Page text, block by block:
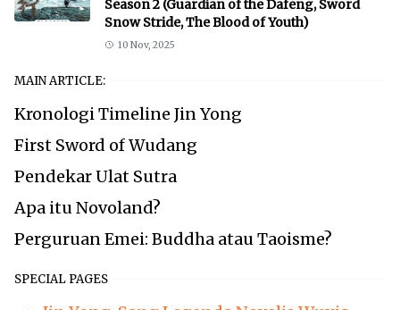
Season 2 (Guardian of the Dafeng, Sword
Snow Stride, The Blood of Youth)
10 Nov, 2025
MAIN ARTICLE:
Kronologi Timeline Jin Yong
First Sword of Wudang
Pendekar Ulat Sutra
Apa itu Novoland?
Perguruan Emei: Buddha atau Taoisme?
SPECIAL PAGES